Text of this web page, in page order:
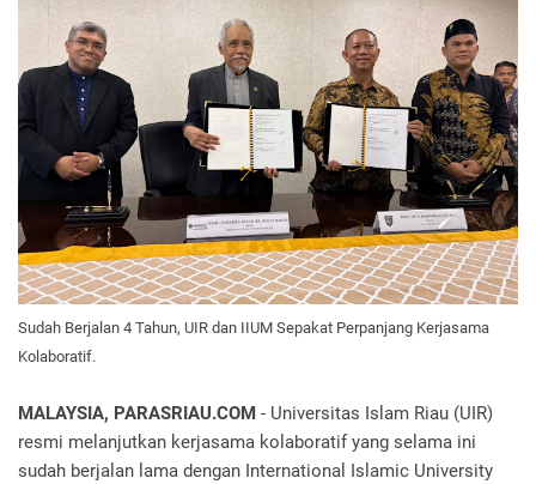
Sudah Berjalan 4 Tahun, UIR dan IIUM Sepakat Perpanjang Kerjasama
Kolaboratif.
MALAYSIA, PARASRIAU.COM - Universitas Islam Riau (UIR)
resmi melanjutkan kerjasama kolaboratif yang selama ini
sudah berjalan lama dengan International Islamic University